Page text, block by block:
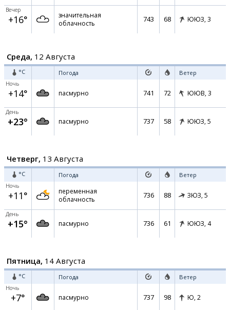
Вечер
+16°
значительная
облачность
743 68 ЮЮЗ, 3
Среда, 12 Августа
°C Погода Ветер
Ночь
+14° пасмурно 741 72 ЮЮВ, 3
День
+23° пасмурно 737 58 ЮЮЗ, 5
Четверг, 13 Августа
°C Погода Ветер
Ночь
+11°
переменная
облачность
736 88 ЗЮЗ, 5
День
+15° пасмурно 736 61 ЮЮЗ, 4
Пятница, 14 Августа
°C Погода Ветер
Ночь
+7° пасмурно 737 98 Ю, 2